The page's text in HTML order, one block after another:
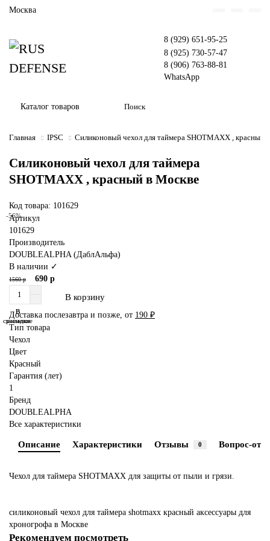
Москва
8 (929) 651-95-25
8 (925) 730-57-47
8 (906) 763-88-81
WhatsApp
Каталог товаров
Главная IPSC Силиконовый чехол для таймера SHOTMAXX , красный
Силиконовый чехол для таймера
SHOTMAXX , красный в Москве
Код товара: 101629
-56%
Артикул
101629
Производитель
DOUBLEALPHA (ДаблАльфа)
В наличии ✓
1560 р 690 р
В корзину
В
закладки
В
сравнение
Доставка послезавтра и позже, от 190 ₽
Тип товара
Чехол
Цвет
Красный
Гарантия (лет)
1
Бренд
DOUBLEALPHA
Все характеристики
Описание Характеристики Отзывы 0 Вопрос-
Чехол для таймера SHOTMAXX для защиты от пыли и грязи.
силиконовый чехол для таймера shotmaxx красный аксессуары для
хроногрофа в Москве
Рекомендуем посмотреть